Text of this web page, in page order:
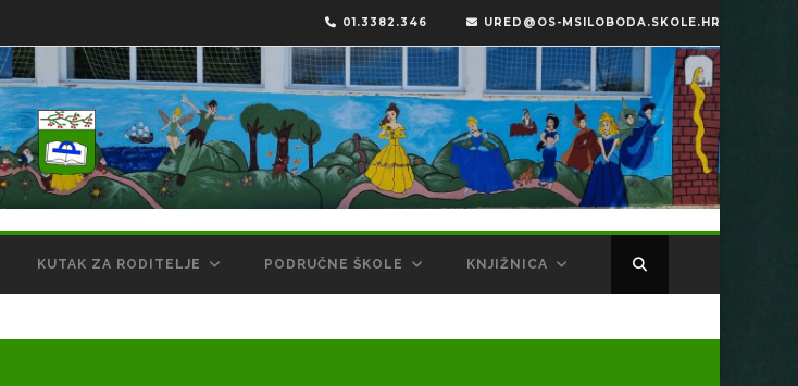
01.3382.346 URED@OS-MSILOBODA.SKOLE.HR
KUTAK ZA RODITELJE PODRUČNE ŠKOLE KNJIŽNICA